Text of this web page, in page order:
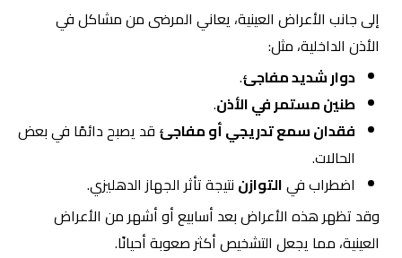
إلى جانب الأعراض العينية، يعاني المرضى من مشاكل في
الأذن الداخلية، مثل:
دوار شديد مفاجئ.
طنين مستمر في الأذن.
فقدان سمع تدريجي أو مفاجئ قد يصبح دائمًا في بعض
الحالات.
اضطراب فيالتوازن نتيجة تأثر الجهاز الدهليزي.
وقد تظهر هذه الأعراض بعد أسابيع أو أشهر من الأعراض
العينية، مما يجعل التشخيص أكثر صعوبة أحيانًا.